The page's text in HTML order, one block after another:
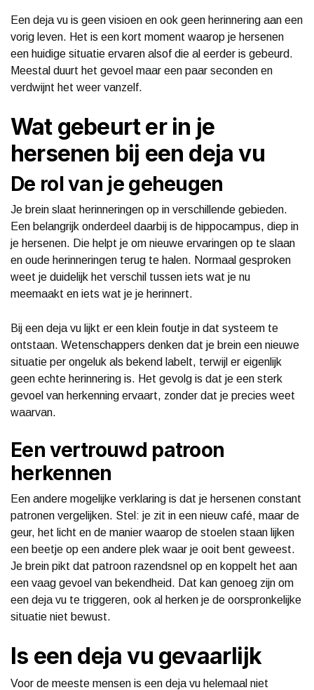
Een deja vu is geen visioen en ook geen herinnering aan een
vorig leven. Het is een kort moment waarop je hersenen
een huidige situatie ervaren alsof die al eerder is gebeurd.
Meestal duurt het gevoel maar een paar seconden en
verdwijnt het weer vanzelf.
Wat gebeurt er in je
hersenen bij een deja vu
De rol van je geheugen
Je brein slaat herinneringen op in verschillende gebieden.
Een belangrijk onderdeel daarbij is de hippocampus, diep in
je hersenen. Die helpt je om nieuwe ervaringen op te slaan
en oude herinneringen terug te halen. Normaal gesproken
weet je duidelijk het verschil tussen iets wat je nu
meemaakt en iets wat je je herinnert.
Bij een deja vu lijkt er een klein foutje in dat systeem te
ontstaan. Wetenschappers denken dat je brein een nieuwe
situatie per ongeluk als bekend labelt, terwijl er eigenlijk
geen echte herinnering is. Het gevolg is dat je een sterk
gevoel van herkenning ervaart, zonder dat je precies weet
waarvan.
Een vertrouwd patroon
herkennen
Een andere mogelijke verklaring is dat je hersenen constant
patronen vergelijken. Stel: je zit in een nieuw café, maar de
geur, het licht en de manier waarop de stoelen staan lijken
een beetje op een andere plek waar je ooit bent geweest.
Je brein pikt dat patroon razendsnel op en koppelt het aan
een vaag gevoel van bekendheid. Dat kan genoeg zijn om
een deja vu te triggeren, ook al herken je de oorspronkelijke
situatie niet bewust.
Is een deja vu gevaarlijk
Voor de meeste mensen is een deja vu helemaal niet